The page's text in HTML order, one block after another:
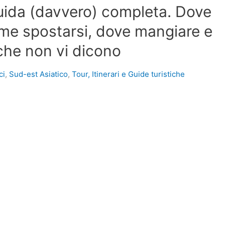
(davvero) completa. Dove
spostarsi, dove mangiare e
non vi dicono
, Sud-est Asiatico,Tour, Itinerari e Guide turistiche